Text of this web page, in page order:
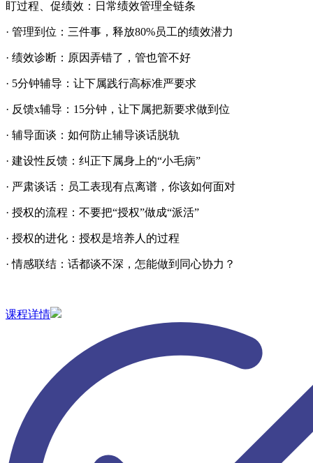
盯过程、促绩效：日常绩效管理全链条
· 管理到位：三件事，释放80%员工的绩效潜力
· 绩效诊断：原因弄错了，管也管不好
· 5分钟辅导：让下属践行高标准严要求
· 反馈x辅导：15分钟，让下属把新要求做到位
· 辅导面谈：如何防止辅导谈话脱轨
· 建设性反馈：纠正下属身上的“小毛病”
· 严肃谈话：员工表现有点离谱，你该如何面对
· 授权的流程：不要把“授权”做成“派活”
· 授权的进化：授权是培养人的过程
· 情感联结：话都谈不深，怎能做到同心协力？
课程详情